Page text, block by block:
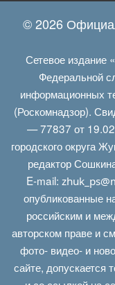
© 2026
Сетевое издание
Федеральной
информационных
(Роскомнадзор).
— 77837 от
городского округа
редактор
E‑mail:
опубликованные
российским и
авторском праве и
фото- видео- и
сайте, допускается